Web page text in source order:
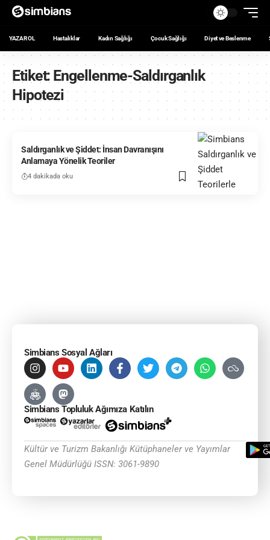
YAZAR OL Hastalıklar Kadın Sağlığı Çocuk Sağlığı Diyet ve Beslenme
Etiket: Engellenme-Saldırganlık
Hipotezi
Saldırganlık ve Şiddet: İnsan Davranışını
Anlamaya Yönelik Teoriler
4 dakikada oku
Simbians Sosyal Ağları
Simbians Topluluk Ağımıza Katılın
Kültür ve Turizm Bakanlığı Kütüphaneler ve Yayımlar
Genel Müdürlüğü ISSN: 3061-9890